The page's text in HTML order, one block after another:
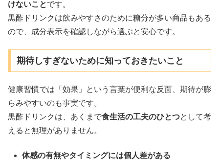
けないことです。
黒酢ドリンクは飲みやすさのために糖分が多い商品もある
ので、成分表示を確認しながら選ぶと安心です。
期待しすぎないために知っておきたいこと
健康習慣では「効果」という言葉が便利な反面、期待が膨
らみやすいのも事実です。
黒酢ドリンクは、あくまで食生活の工夫のひとつとして考
えると無理がありません。
体感の有無やタイミングには個人差がある